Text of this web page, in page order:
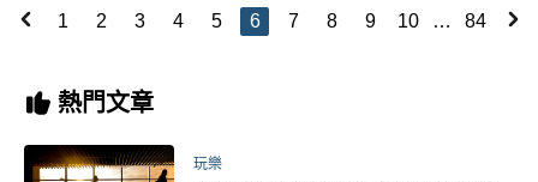
1 2 3 4 5 6 7 8 9 10 … 84
熱門文章
玩樂